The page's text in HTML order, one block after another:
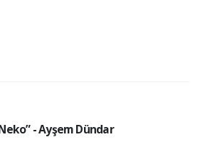
- Ayşem Dündar